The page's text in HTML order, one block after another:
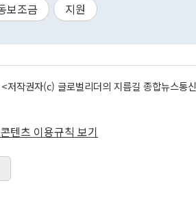
보조금
지원
<저작권자(c) 글로벌리더의 지름길 종합뉴스
텐츠 이용규칙 보기